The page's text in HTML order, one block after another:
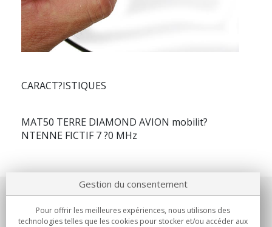
CARACT?ISTIQUES
MAT50 TERRE DIAMOND AVION mobilit?
NTENNE FICTIF 7 ?0 MHz
Notre société
Gestion du consentement
Pour offrir les meilleures expériences, nous utilisons des
technologies telles que les cookies pour stocker et/ou accéder aux